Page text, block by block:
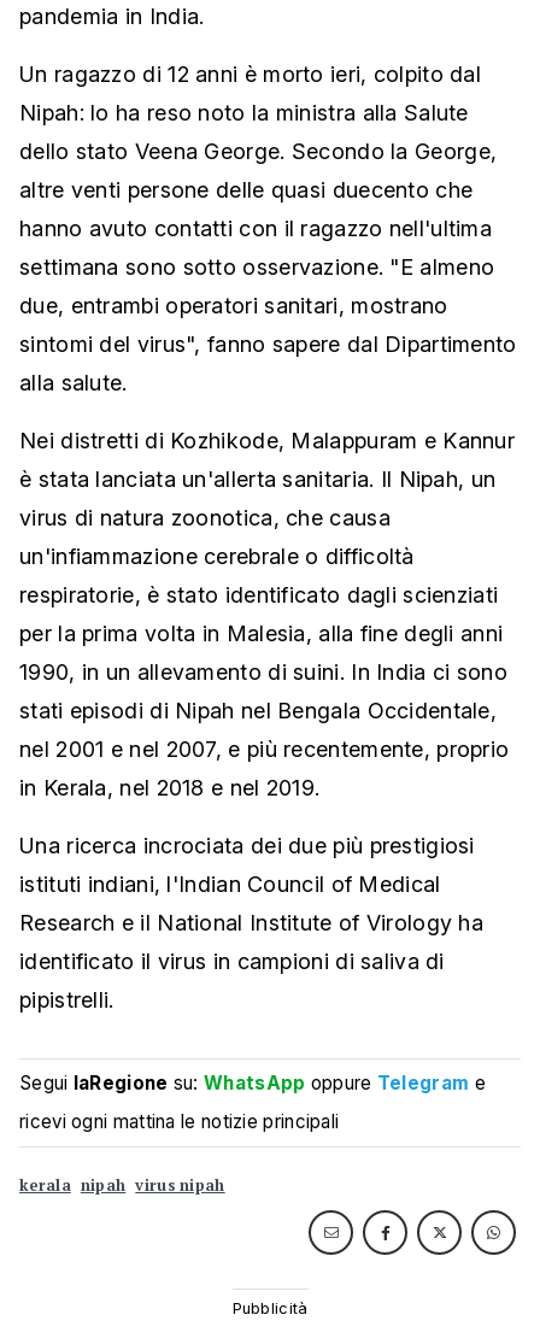
pandemia in India.
Un ragazzo di 12 anni è morto ieri, colpito dal
Nipah: lo ha reso noto la ministra alla Salute
dello stato Veena George. Secondo la George,
altre venti persone delle quasi duecento che
hanno avuto contatti con il ragazzo nell'ultima
settimana sono sotto osservazione. "E almeno
due, entrambi operatori sanitari, mostrano
sintomi del virus", fanno sapere dal Dipartimento
alla salute.
Nei distretti di Kozhikode, Malappuram e Kannur
è stata lanciata un'allerta sanitaria. Il Nipah, un
virus di natura zoonotica, che causa
un'infiammazione cerebrale o difficoltà
respiratorie, è stato identificato dagli scienziati
per la prima volta in Malesia, alla fine degli anni
1990, in un allevamento di suini. In India ci sono
stati episodi di Nipah nel Bengala Occidentale,
nel 2001 e nel 2007, e più recentemente, proprio
in Kerala, nel 2018 e nel 2019.
Una ricerca incrociata dei due più prestigiosi
istituti indiani, l'Indian Council of Medical
Research e il National Institute of Virology ha
identificato il virus in campioni di saliva di
pipistrelli.
Segui laRegione su:WhatsApp oppure Telegram e
ricevi ogni mattina le notizie principali
kerala nipah virus nipah